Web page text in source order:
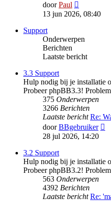
doorPaul
laatste
bericht
13 jun 2026, 08:40
Support
Onderwerpen
Berichten
Laatste bericht
3.3 Support
Hulp nodig bij je installatie
Probeer phpBB3.3!
375 Onderwerpen
3266 Berichten
Laatste bericht Re:
doorBBgebruiker
28 jul 2026, 14:20
3.2 Support
Hulp nodig bij je installatie
Probeer phpBB3.2!
563 Onderwerpen
4392 Berichten
Laatste bericht Re: